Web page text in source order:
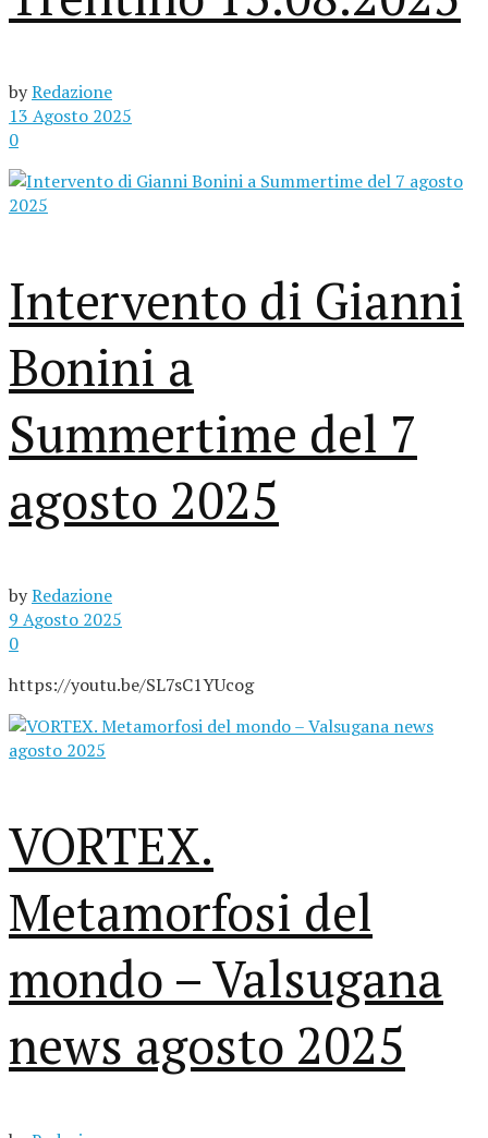
byRedazione
13 Agosto 2025
0
Intervento di Gianni
Bonini a
Summertime del 7
agosto 2025
byRedazione
9 Agosto 2025
0
https://youtu.be/SL7sC1YUcog
VORTEX.
Metamorfosi del
mondo – Valsugana
news agosto 2025